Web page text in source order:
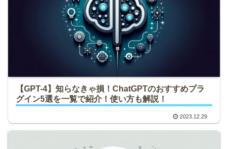
【GPT-4】知らなきゃ損！ChatGPTのおすすめプラ
グイン5選を一覧で紹介！使い方も解説！
2023.12.29